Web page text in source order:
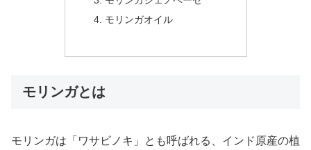
モリンガオイル
モリンガとは
モリンガは「ワサビノキ」とも呼ばれる、インド原産の植